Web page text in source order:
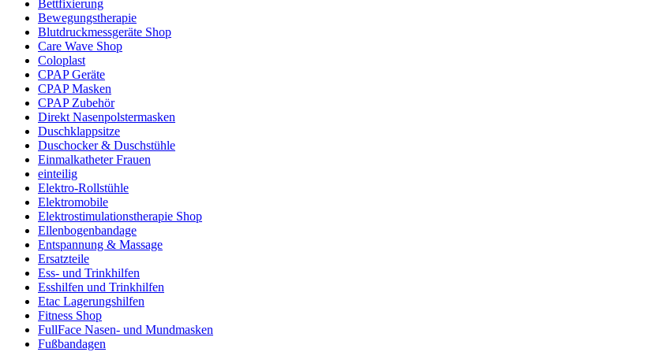
Bettfixierung
Bewegungstherapie
Blutdruckmessgeräte Shop
Care Wave Shop
Coloplast
CPAP Geräte
CPAP Masken
CPAP Zubehör
Direkt Nasenpolstermasken
Duschklappsitze
Duschocker & Duschstühle
Einmalkatheter Frauen
einteilig
Elektro-Rollstühle
Elektromobile
Elektrostimulationstherapie Shop
Ellenbogenbandage
Entspannung & Massage
Ersatzteile
Ess- und Trinkhilfen
Esshilfen und Trinkhilfen
Etac Lagerungshilfen
Fitness Shop
FullFace Nasen- und Mundmasken
Fußbandagen